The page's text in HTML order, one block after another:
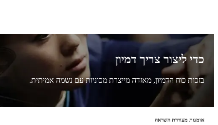
כדי ליצור צריך דמיון
בזכות כוח הדמיון, מאזדה מייצרת מכוניות עם נשמה אמיתית.
אומנות מעוררת השראה